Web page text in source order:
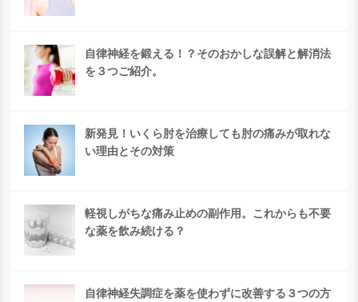
自律神経を鍛える！？そのおかしな誤解と解消法
を３つご紹介。
新発見！いくら肘を治療しても肘の痛みが取れな
い理由とその対策
軽視しがちな痛み止めの副作用。これからも不要
な薬を飲み続ける？
自律神経失調症を薬を使わずに改善する３つの方